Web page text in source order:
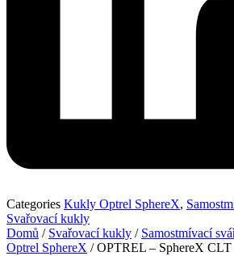
Categories Kukly Optrel SphereX,
Svařovací kukly
Domů / Svařovací kukly / Samostmívací
Optrel SphereX / OPTREL – SphereX CLT